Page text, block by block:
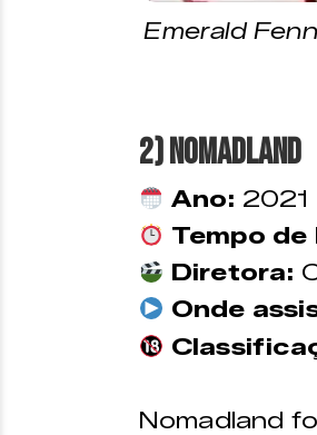
Emerald
2) Nomadland
Ano: 2021
Tempo de
Diretora:
Onde
Nomadland